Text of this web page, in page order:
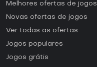
Melhores ofertas de jogos
Novas ofertas de jogos
Ver todas as ofertas
Jogos populares
Jogos grátis